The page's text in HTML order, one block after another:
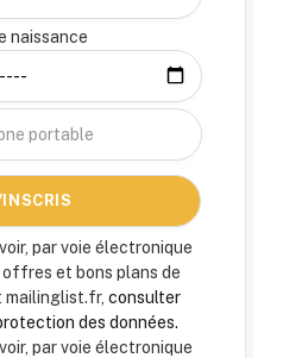
naissance
par voie électronique
offres et bons plans de
mailinglist.fr, consulter
des données.
par voie électronique